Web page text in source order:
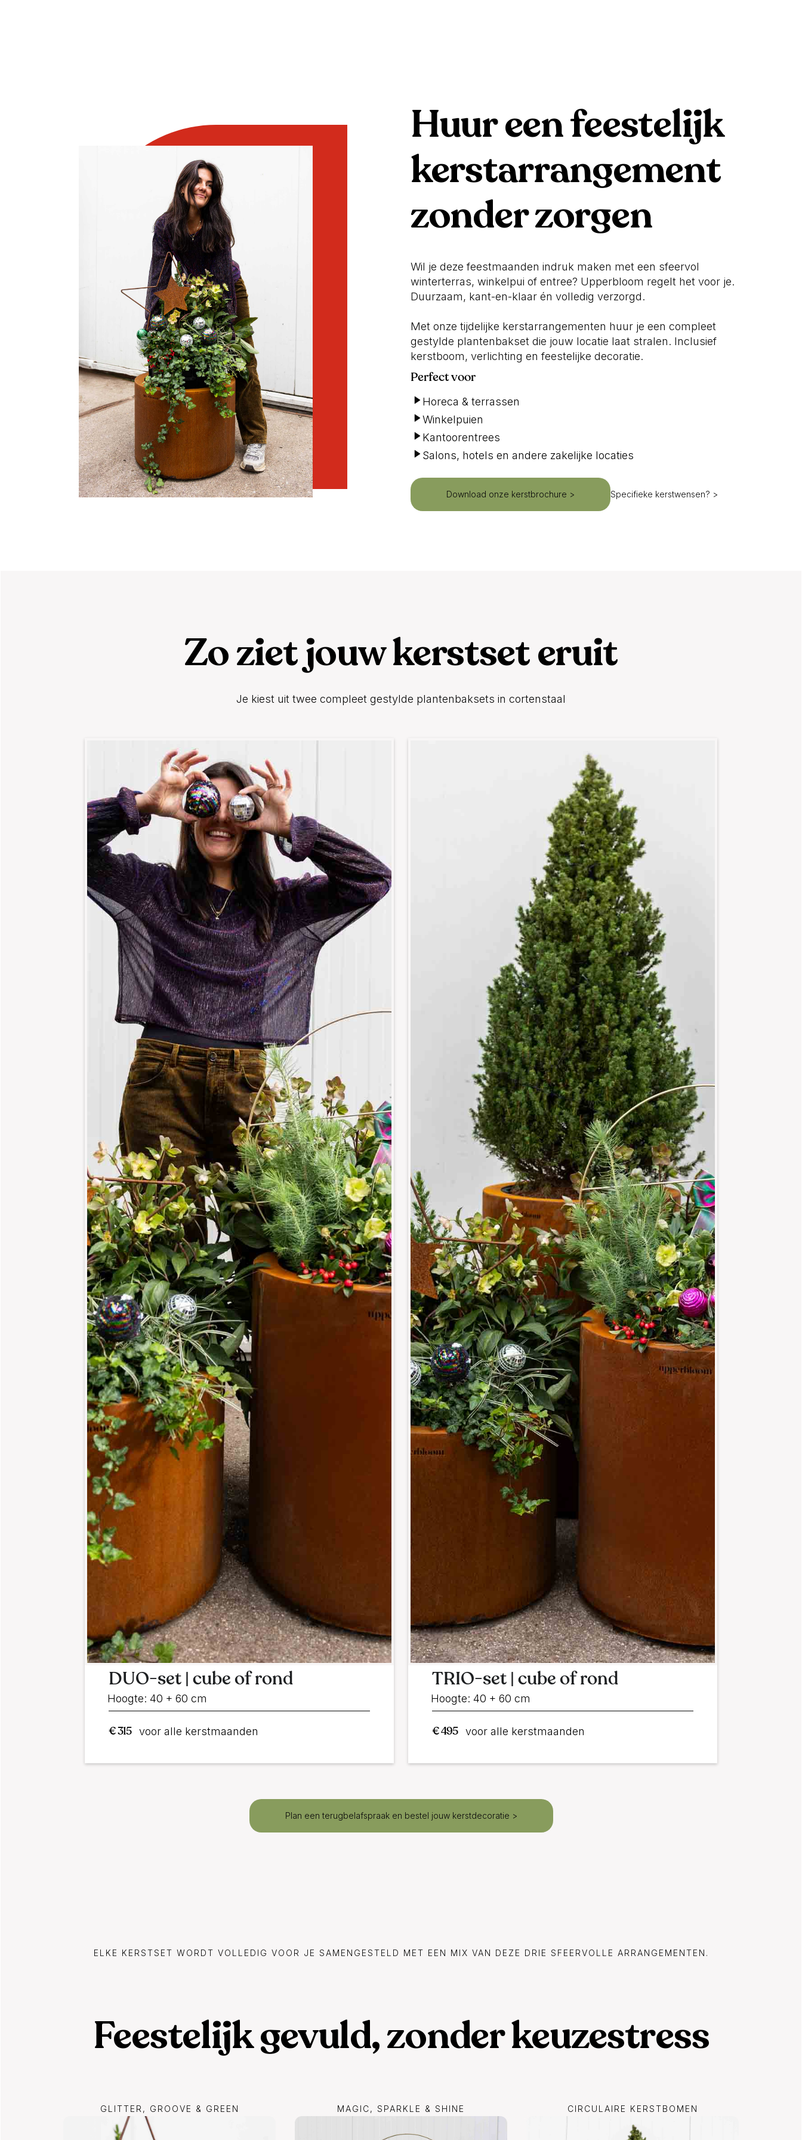
Huur een feestelijk
kerstarrangement
zonder zorgen
Wil je deze feestmaanden indruk maken met een sfeervol
winterterras, winkelpui of entree? Upperbloom regelt het voor je.
Duurzaam, kant-en-klaar én volledig verzorgd.
Met onze tijdelijke kerstarrangementen huur je een compleet
gestylde plantenbakset die jouw locatie laat stralen. Inclusief
kerstboom, verlichting en feestelijke decoratie.
Perfect voor
Horeca & terrassen
Winkelpuien
Kantoorentrees
Salons, hotels en andere zakelijke locaties
Download onze kerstbrochure > Specifieke kerstwensen? >
Zo ziet jouw kerstset eruit
Je kiest uit twee compleet gestylde plantenbaksets in cortenstaal
DUO-set | cube of rond
Hoogte: 40 + 60 cm
€ 315 voor alle kerstmaanden
TRIO-set | cube of rond
Hoogte: 40 + 60 cm
€ 495 voor alle kerstmaanden
Plan een terugbelafspraak en bestel jouw kerstdecoratie >
ELKE KERSTSET WORDT VOLLEDIG VOOR JE SAMENGESTELD MET EEN MIX VAN DEZE DRIE SFEERVOLLE ARRANGEMENTEN.
Feestelijk gevuld, zonder keuzestress
GLITTER, GROOVE & GREEN MAGIC, SPARKLE & SHINE CIRCULAIRE KERSTBOMEN